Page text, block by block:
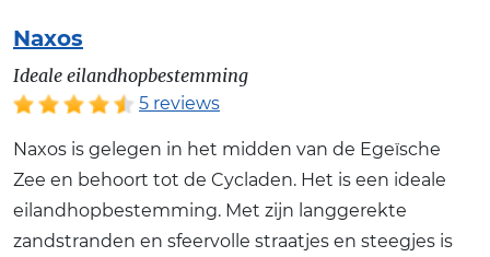
Naxos
Ideale eilandhopbestemming
5 reviews
Naxos is gelegen in het midden van de Egeïsche
Zee en behoort tot de Cycladen. Het is een ideale
eilandhopbestemming. Met zijn langgerekte
zandstranden en sfeervolle straatjes en steegjes is